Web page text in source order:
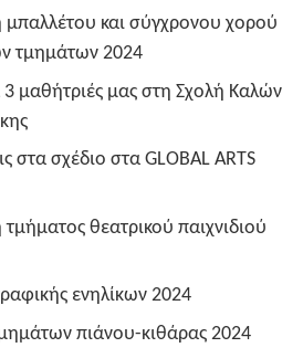
και σύγχρονου χορού
τμημάτων 2024
3 μαθήτριές μας στη Σχολή Καλών
στα σχέδιο στα GLOBAL ARTS
θεατρικού παιχνιδιού
ενηλίκων 2024
πιάνου-κιθάρας 2024